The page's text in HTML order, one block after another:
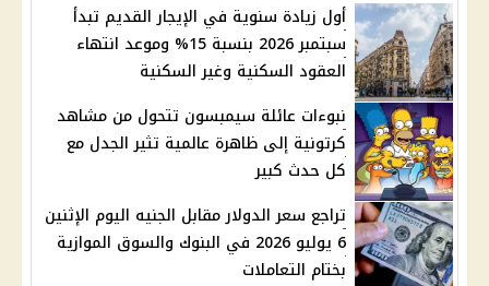
أول زيادة سنوية في الإيجار القديم تبدأ
سبتمبر 2026 بنسبة 15% وموعد انتهاء
العقود السكنية وغير السكنية
نبوءات عائلة سيمبسون تتحول من مشاهد
كرتونية إلى ظاهرة عالمية تثير الجدل مع
كل حدث كبير
تراجع سعر الدولار مقابل الجنيه اليوم الإثنين
6 يوليو 2026 في البنوك والسوق الموازية
بختام التعاملات